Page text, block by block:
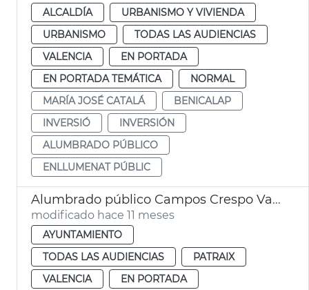
ALCALDÍA
URBANISMO Y VIVIENDA
URBANISMO
TODAS LAS AUDIENCIAS
VALENCIA
EN PORTADA
EN PORTADA TEMÁTICA
NORMAL
MARÍA JOSÉ CATALÁ
BENICALAP
INVERSIÓ
INVERSIÓN
ALUMBRADO PÚBLICO
ENLLUMENAT PÚBLIC
Alumbrado público Campos Crespo València
modificado hace 11 meses
AYUNTAMIENTO
TODAS LAS AUDIENCIAS
PATRAIX
VALENCIA
EN PORTADA